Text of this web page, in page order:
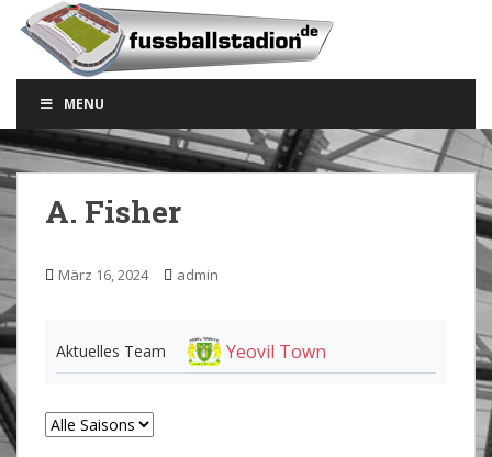
o
m
a
i
o
n
t
n
t
MENU
A. Fisher
März 16, 2024 admin
Aktuelles Team Yeovil Town